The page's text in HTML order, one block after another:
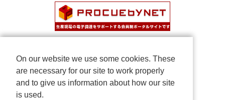
On our website we use some cookies. These
are necessary for our site to work properly
and to give us information about how our site
is used.